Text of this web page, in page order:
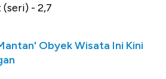
(seri) - 2,7
Obyek Wisata Ini Kini